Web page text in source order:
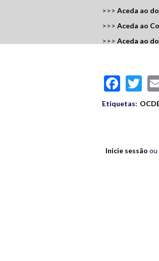
>>> Aceda ao
>>> Aceda ao
>>> Aceda ao
Etiquetas:
Inicie sessão ou